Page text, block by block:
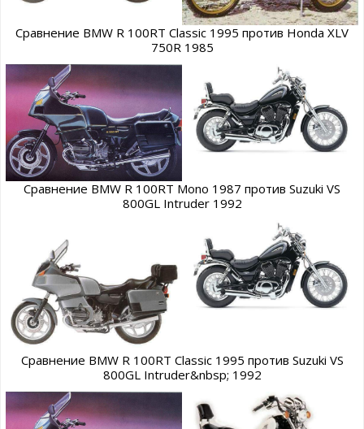
Сравнение BMW R 100RT Classic 1995 против Honda XLV
750R 1985
Сравнение BMW R 100RT Mono 1987 против Suzuki VS
800GL Intruder 1992
Сравнение BMW R 100RT Classic 1995 против Suzuki VS
800GL Intruder&nbsp; 1992